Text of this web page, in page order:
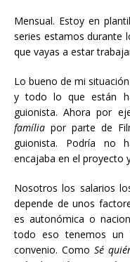
Mensual. Estoy en
series estamos durante
que vayas a estar
Lo bueno de mi
y todo lo que están
guionista. Ahora por
família por parte de
guionista. Podría no
encajaba en el proyecto
Nosotros los salarios
depende de unos
es autonómica o
todo eso tenemos un
convenio. ComoSé